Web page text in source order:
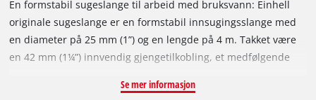
En formstabil sugeslange til arbeid med bruksvann: Einhell
originale sugeslange er en formstabil innsugingsslange med
en diameter på 25 mm (1”) og en lengde på 4 m. Takket være
en 42 mm (1¼”) innvendig gjengetilkobling, et medfølgende
gjengenippel av plast med utvendige gjenger 33,3 mm (1”) er
Se mer informasjon